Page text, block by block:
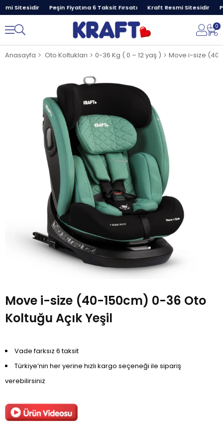
Sitesidir Peşin Fiyatına 6 Taksit Fırsatı Kraft Resmi Sitesidir
0
Anasayfa Oto Koltukları 0-36 Kg ( 0 – 12 yaş ) Move i-size (40-
Move i-size (40-150cm) 0-36 Oto
Koltuğu Açık Yeşil
Vade farksız 6 taksit
Türkiye’nin her yerine hızlı kargo seçeneği ile sipariş
verebilirsiniz